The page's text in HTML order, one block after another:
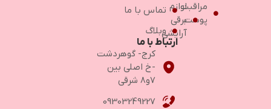
مراقبت
پوست
لوازم
برقی
آرایشی
تماس با ما
وبلاگ
ارتباط با ما
کرج- گوهردشت
-خ اصلی بین
۷و۸ شرقی
09303249227